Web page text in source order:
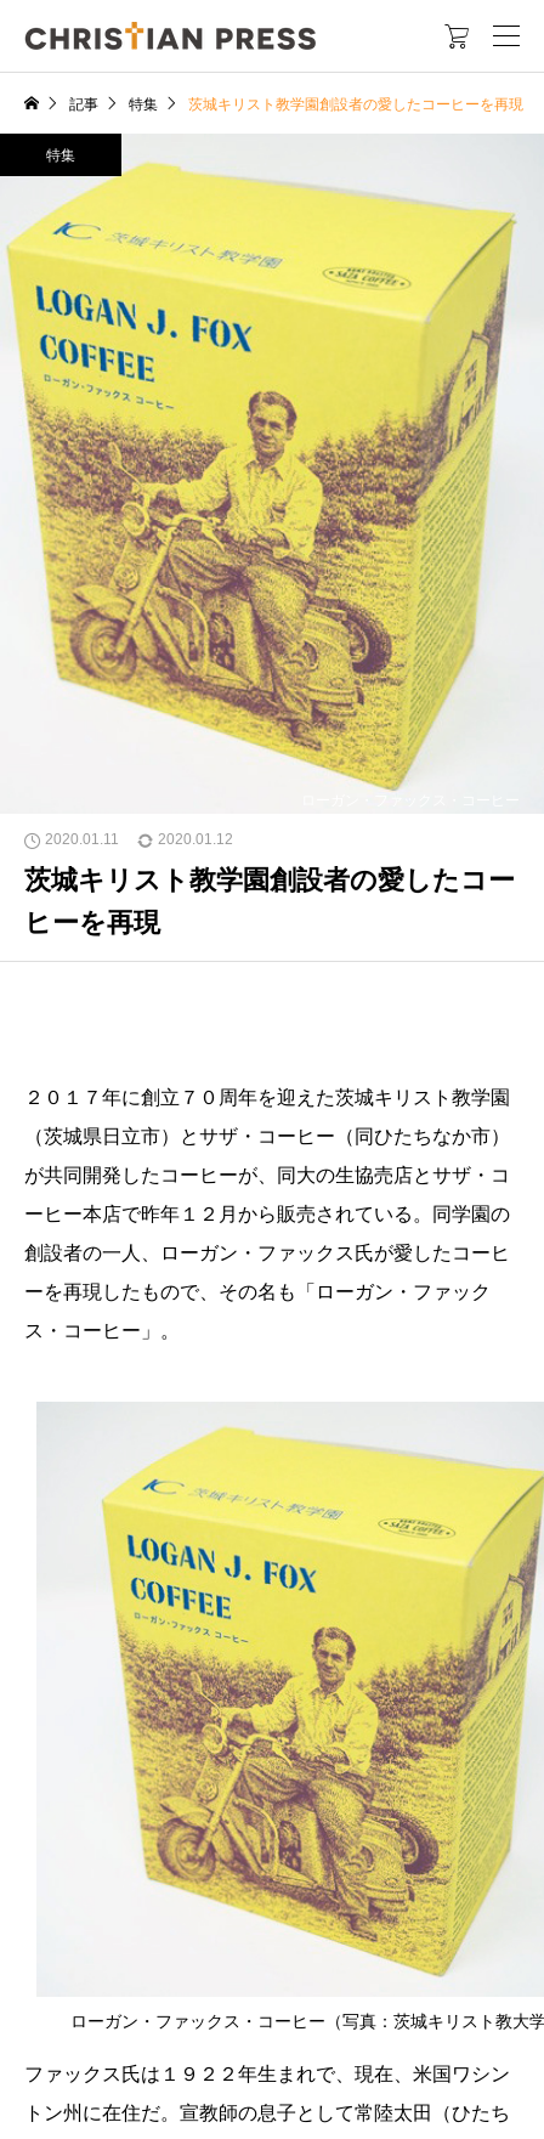

記事 特集 茨城キリスト教学園創設者の愛したコーヒーを再現
特集
2020.01.11 2020.01.12
茨城キリスト教学園創設者の愛したコー
ヒーを再現
２０１７年に創立７０周年を迎えた茨城キリスト教学園
（茨城県日立市）とサザ・コーヒー（同ひたちなか市）
が共同開発したコーヒーが、同大の生協売店とサザ・コ
ーヒー本店で昨年１２月から販売されている。同学園の
創設者の一人、ローガン・ファックス氏が愛したコーヒ
ーを再現したもので、その名も「ローガン・ファック
ス・コーヒー」。
ローガン・ファックス・コーヒー（写真：茨城キリスト教大
ファックス氏は１９２２年生まれで、現在、米国ワシン
トン州に在住だ。宣教師の息子として常陸太田（ひたち